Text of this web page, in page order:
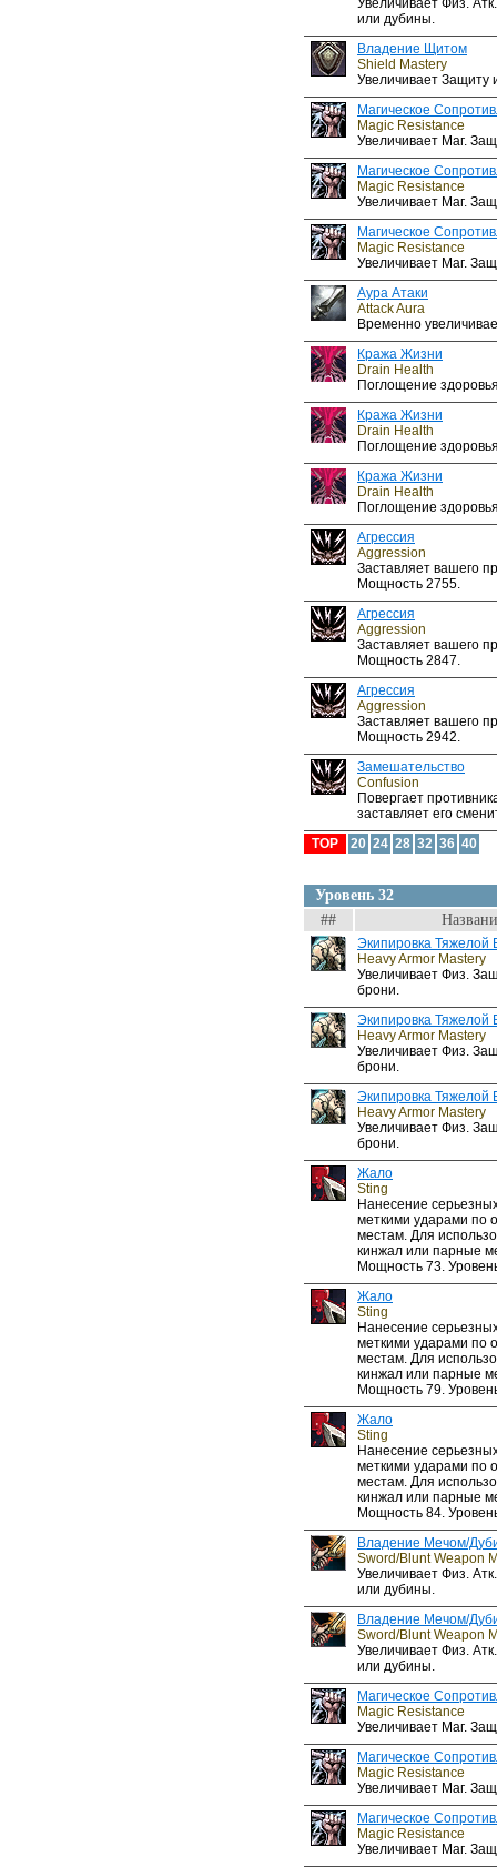
Увеличивает Физ.
или дубины.
Владение Щитом
Shield Mastery
Увеличивает Защиту
Магическое
Magic Resistance
Увеличивает Маг.
Магическое
Magic Resistance
Увеличивает Маг.
Магическое
Magic Resistance
Увеличивает Маг.
Аура Атаки
Attack Aura
Временно
Кража Жизни
Drain Health
Поглощение
Кража Жизни
Drain Health
Поглощение
Кража Жизни
Drain Health
Поглощение
Агрессия
Aggression
Заставляет вашего
Мощность 2755.
Агрессия
Aggression
Заставляет вашего
Мощность 2847.
Агрессия
Aggression
Заставляет вашего
Мощность 2942.
Замешательство
Confusion
Повергает
заставляет его
TOP
20 24 28 32 36 40
Уровень 32
##
Экипировка Тяжелой
Heavy Armor Mastery
Увеличивает Физ.
брони.
Экипировка Тяжелой
Heavy Armor Mastery
Увеличивает Физ.
брони.
Экипировка Тяжелой
Heavy Armor Mastery
Увеличивает Физ.
брони.
Жало
Sting
Нанесение
меткими ударами по
местам. Для
кинжал или парные
Мощность 73.
Жало
Sting
Нанесение
меткими ударами по
местам. Для
кинжал или парные
Мощность 79.
Жало
Sting
Нанесение
меткими ударами по
местам. Для
кинжал или парные
Мощность 84.
Владение Мечом/
Sword/Blunt Weapon
Увеличивает Физ.
или дубины.
Владение Мечом/
Sword/Blunt Weapon
Увеличивает Физ.
или дубины.
Магическое
Magic Resistance
Увеличивает Маг.
Магическое
Magic Resistance
Увеличивает Маг.
Магическое
Magic Resistance
Увеличивает Маг.